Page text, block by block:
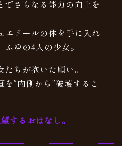
でさらなる能力の向上を
エドールの体を手に入れ
ゆの4人の少女。
ちが抱いた願い。
”内側から”破壊するこ
するおはなし。